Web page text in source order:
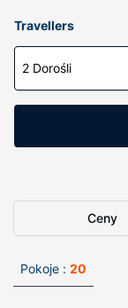
Travellers
2 Dorośli
Ceny
Pokoje : 20